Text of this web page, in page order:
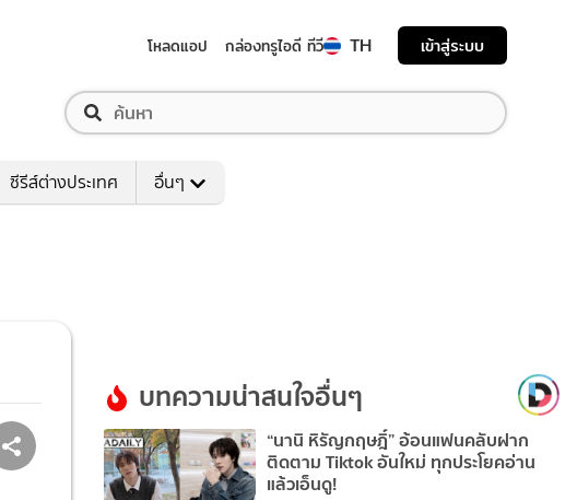
โหลดแอป กล่องทรูไอดี ทีวี TH เข้าสู่ระบบ
ซีรีส์ต่างประเทศ อื่นๆ
บทความน่าสนใจอื่นๆ
“นานิ หิรัญกฤษฎิ์” อ้อนแฟนคลับฝาก
ติดตาม Tiktok อันใหม่ ทุกประโยคอ่าน
แล้วเอ็นดู!